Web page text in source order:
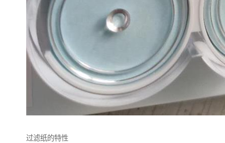
过滤纸的特性